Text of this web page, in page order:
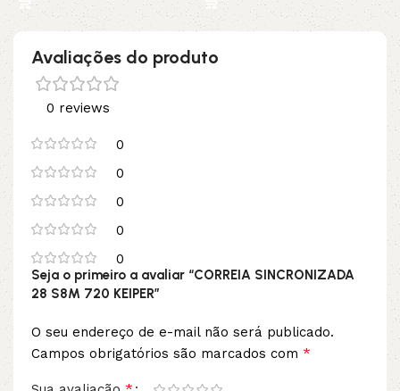
Avaliações do produto
0 reviews
0
0
0
0
0
Seja o primeiro a avaliar “CORREIA SINCRONIZADA
28 S8M 720 KEIPER”
O seu endereço de e-mail não será publicado.
Campos obrigatórios são marcados com *